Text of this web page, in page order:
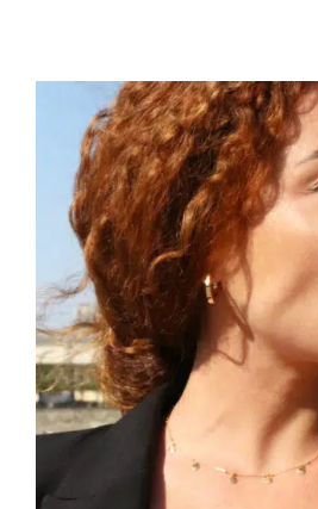
SECONDE MAIN
MARQUES
💎 SERVICE CLIENT
Mon Compte
🇫🇷 | €